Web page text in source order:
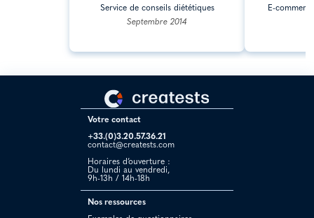
Service de conseils diététiques
Septembre 2014
E-
Votre contact
+33.(0)3.20.57.36.21
contact@creatests.com
Horaires d’ouverture :
Du lundi au vendredi,
9h-13h / 14h-18h
Nos ressources